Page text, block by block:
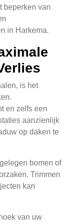
beperken van
in Harkema.
is het
en zelfs een
aanzienlijk
op daken te
bomen of
Trimmen
kan
van uw